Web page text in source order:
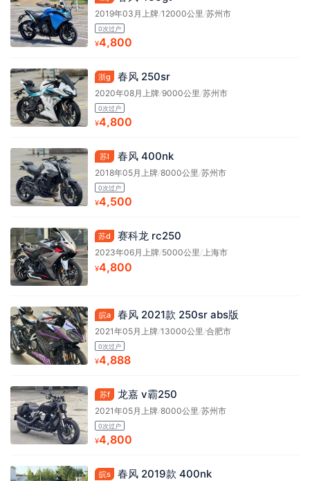
2019年03月上牌/12000公里/苏州市
0次过户
¥4,800
浙g 春风 250sr
2020年08月上牌/9000公里/苏州市
0次过户
¥4,800
苏l 春风 400nk
2018年05月上牌/8000公里/苏州市
0次过户
¥4,500
苏d 赛科龙 rc250
2023年06月上牌/5000公里 /上海市
¥4,800
皖a 春风 2021款 250sr abs版
2021年05月上牌/13000公里 /合肥市
0次过户
¥4,888
苏f 龙嘉 v霸250
2021年05月上牌/8000公里 /苏州市
0次过户
¥4,800
皖s 春风 2019款 400nk